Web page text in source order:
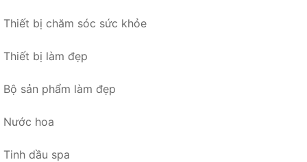
Thiết bị chăm sóc sức khỏe
Thiết bị làm đẹp
Bộ sản phẩm làm đẹp
Nước hoa
Tinh dầu spa